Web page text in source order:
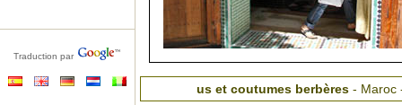
Traduction par
us et coutumes berbères- Maroc